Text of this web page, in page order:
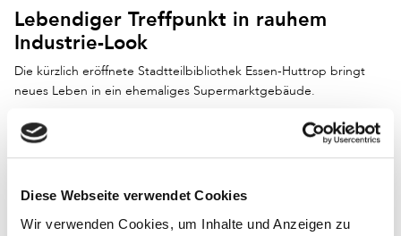
Diese Webseite verwendet Cookies
Wir verwenden Cookies, um Inhalte und Anzeigen zu
Lebendiger Treffpunkt in rauhem
Industrie-Look
Die kürzlich eröffnete Stadtteilbibliothek Essen-Huttrop bringt
neues Leben in ein ehemaliges Supermarktgebäude.